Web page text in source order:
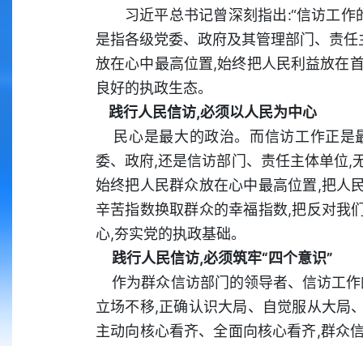
习近平总书记曾深刻指出:“信访工
是指各级党委、政府及其管理部门、责
放在心中最高位置,始终把人民利益放在
良好的执政生态。
践行人民信访,必须以人民为中心
民心是最大的政治。而信访工作正是
委、政府,还是信访部门、责任主体单位,
始终把人民群众放在心中最高位置,把人
辛苦指数换取群众的幸福指数,把反对我
心,夯实党的执政基础。
践行人民信访,必须筑牢“四个意识”
作为群众信访部门的领导者、信访工作
立场不移,正确认识大局、自觉服从大局
主动向核心看齐、全面向核心看齐,群众